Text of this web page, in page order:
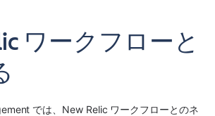
ワークフローと
では、 New Relic ワークフローとのネ